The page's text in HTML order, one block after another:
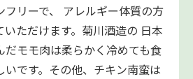
フリーで、 アレルギー体質の方
ただけます。菊川酒造の 日本
だモモ肉は柔らかく冷めても食
です。その他、チキン南蛮は